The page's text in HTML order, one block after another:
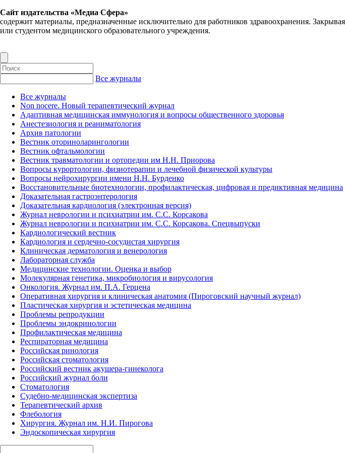
Сайт издательства «Медиа Сфера»
содержит материалы, предназначенные исключительно для работников здравоохранения.
или студентом медицинского образовательного учреждения.
Все журналы
Все журналы
Non nocere. Новый терапевтический журнал
Адаптивная медицинская иммунология и вопросы общественного здоровья
Анестезиология и реаниматология
Архив патологии
Вестник оториноларингологии
Вестник офтальмологии
Вестник травматологии и ортопедии им Н.Н. Приорова
Вопросы курортологии, физиотерапии и лечебной физической культуры
Вопросы нейрохирургии имени Н.Н. Бурденко
Восстановительные биотехнологии, профилактическая, цифровая и предиктивная медицина
Доказательная гастроэнтерология
Доказательная кардиология (электронная версия)
Журнал неврологии и психиатрии им. С.С. Корсакова
Журнал неврологии и психиатрии им. С.С. Корсакова. Спецвыпуски
Кардиологический вестник
Кардиология и сердечно-сосудистая хирургия
Клиническая дерматология и венерология
Лабораторная служба
Медицинские технологии. Оценка и выбор
Молекулярная генетика, микробиология и вирусология
Онкология. Журнал им. П.А. Герцена
Оперативная хирургия и клиническая анатомия (Пироговский научный журнал)
Пластическая хирургия и эстетическая медицина
Проблемы репродукции
Проблемы эндокринологии
Профилактическая медицина
Респираторная медицина
Российская ринология
Российская стоматология
Российский вестник акушера-гинеколога
Российский журнал боли
Стоматология
Судебно-медицинская экспертиза
Терапевтический архив
Флебология
Хирургия. Журнал им. Н.И. Пирогова
Эндоскопическая хирургия